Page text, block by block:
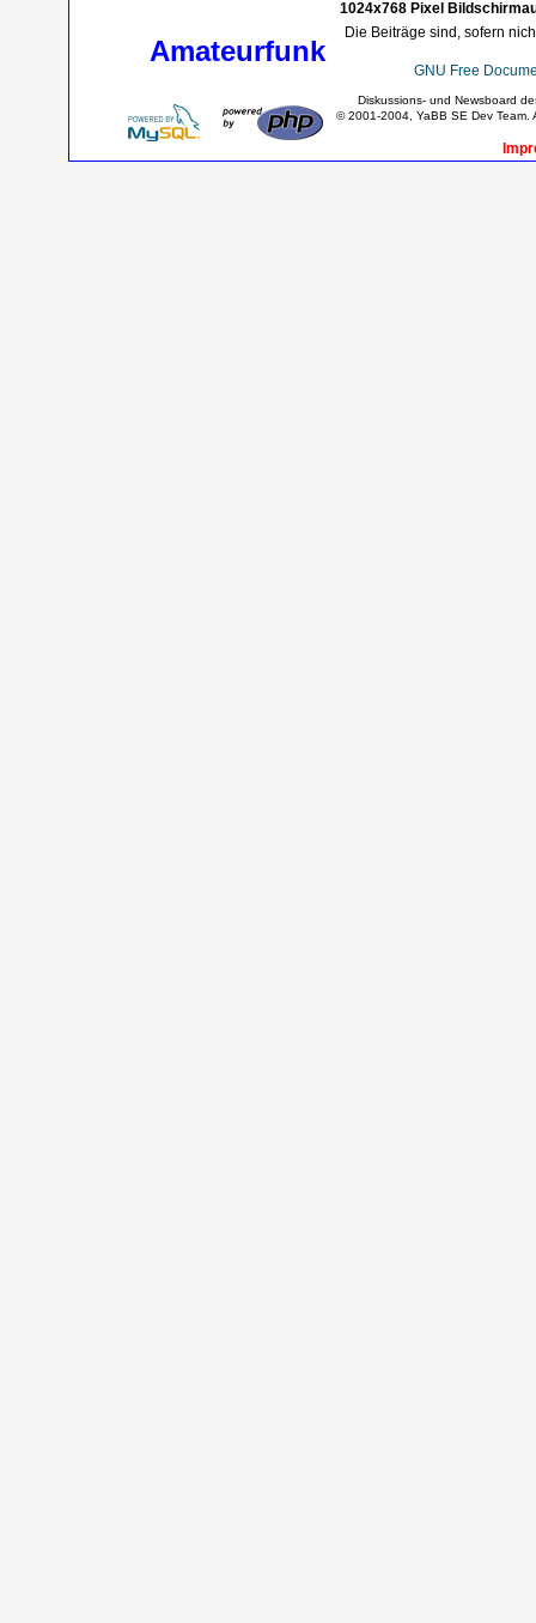
1024x768 Pixel
Amateurfunk
Die Beiträge sind, sofern
GNU Free
Diskussions- und Newsboard
© 2001-2004, YaBB SE Dev Team.